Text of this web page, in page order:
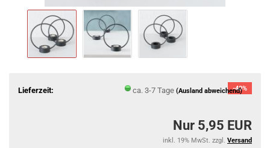
-40%
Lieferzeit: ca. 3-7 Tage (Ausland abweichend)
Nur 5,95 EUR
inkl. 19% MwSt. zzgl. Versand